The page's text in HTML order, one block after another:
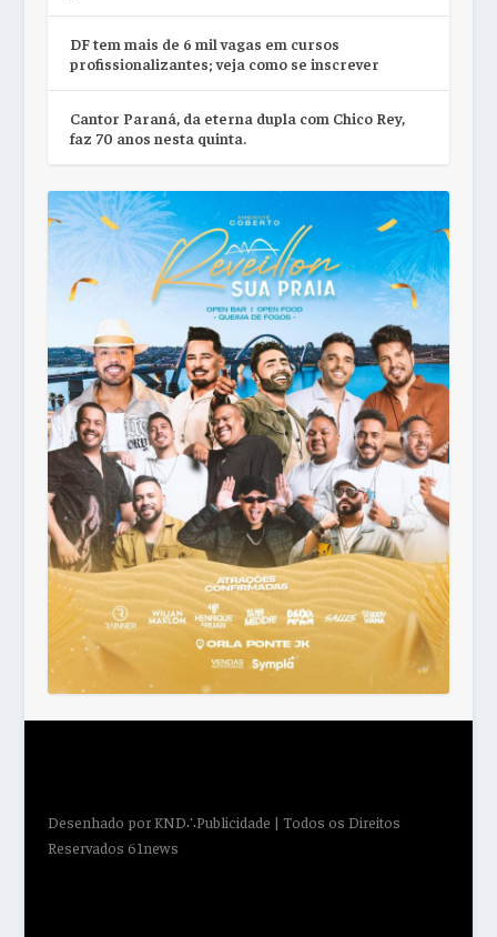
DF tem mais de 6 mil vagas em cursos
profissionalizantes; veja como se inscrever
Cantor Paraná, da eterna dupla com Chico Rey,
faz 70 anos nesta quinta.
Desenhado porKND∴Publicidade | Todos os Direitos
Reservados 61news